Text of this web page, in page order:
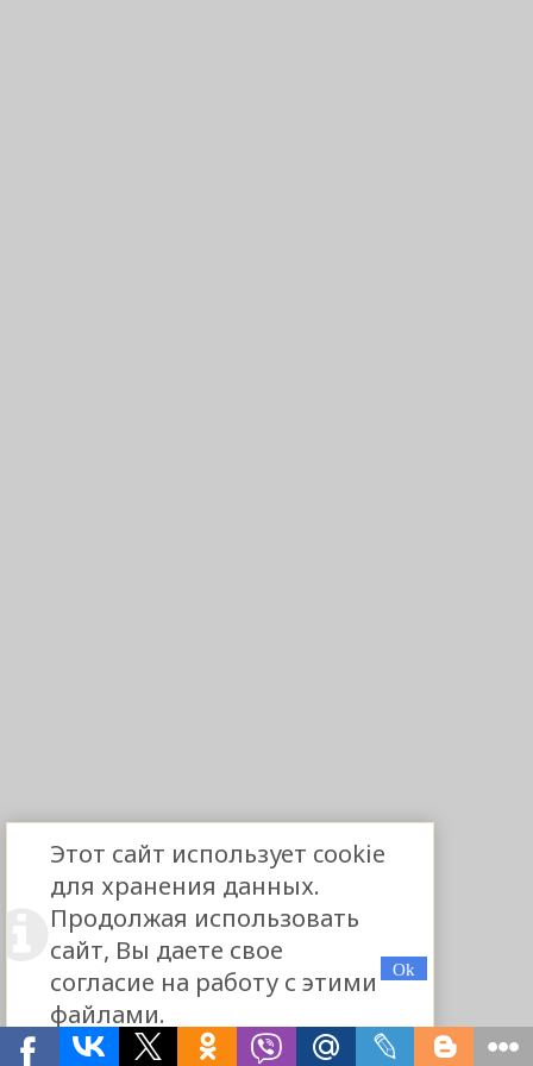
Этот сайт использует cookie
для хранения данных.
Продолжая использовать
сайт, Вы даете свое
согласие на работу с этими
файлами.